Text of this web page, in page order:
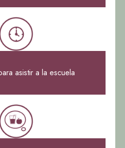
asistir a la escuela